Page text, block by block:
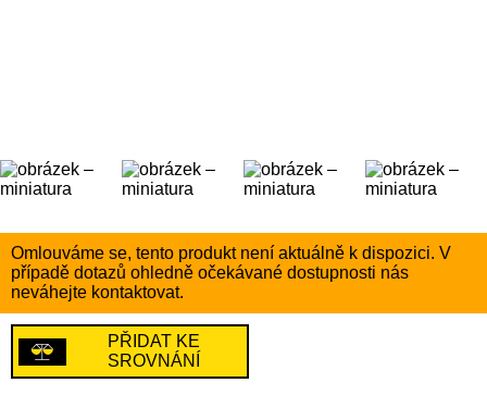
Omlouváme se, tento produkt není aktuálně k dispozici. V
případě dotazů ohledně očekávané dostupnosti nás
neváhejte kontaktovat.
PŘIDAT KE
SROVNÁNÍ